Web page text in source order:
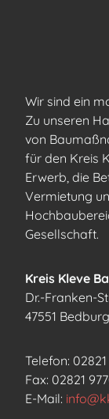
Wir sind ein
Zu unseren
von
für den Kreis
Erwerb, die
Vermietung
Gesellschaft.
Kreis Kleve
Dr.-Franken-
47551
Telefon:
Fax: 02821
E-Mail: